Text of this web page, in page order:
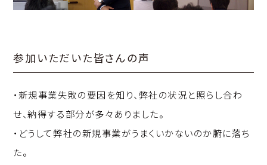
参加いただいた皆さんの声
・新規事業失敗の要因を知り、弊社の状況と照らし合わ
せ、納得する部分が多々ありました。
・どうして弊社の新規事業がうまくいかないのか腑に落ち
た。